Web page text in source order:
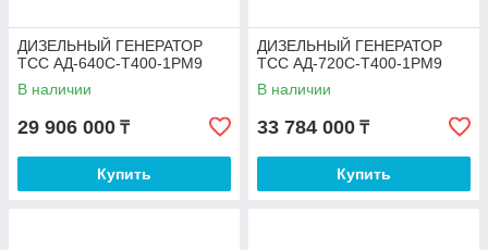
ДИЗЕЛЬНЫЙ ГЕНЕРАТОР
ТСС АД-640С-Т400-1РМ9
В наличии
29 906 000 ₸
Купить
ДИЗЕЛЬНЫЙ ГЕНЕРАТОР
ТСС АД-720С-Т400-1РМ9
В наличии
33 784 000 ₸
Купить